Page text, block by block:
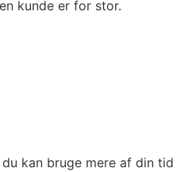
kunde er for stor.
kan bruge mere af din tid